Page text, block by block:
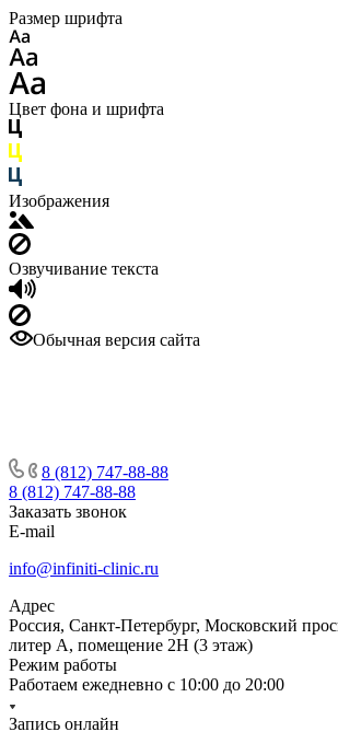
Размер шрифта
Цвет фона и шрифта
Изображения
Озвучивание текста
Обычная версия сайта
8 (812) 747-88-88
8 (812) 747-88-88
Заказать звонок
E-mail
info@infiniti-clinic.ru
Адрес
Россия, Санкт-Петербург, Московский
литер А, помещение 2Н (3 этаж)
Режим работы
Работаем ежедневно с 10:00 до 20:00
Запись онлайн